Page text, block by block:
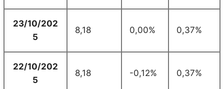
23/10/202
5
8,18 0,00% 0,37%
22/10/202
5
8,18 -0,12% 0,37%